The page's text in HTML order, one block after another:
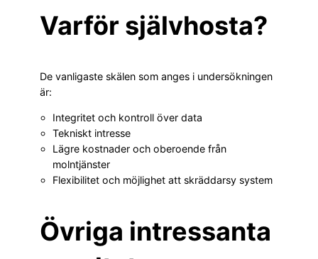
Varför självhosta?
De vanligaste skälen som anges i undersökningen
är:
Integritet och kontroll över data
Tekniskt intresse
Lägre kostnader och oberoende från
molntjänster
Flexibilitet och möjlighet att skräddarsy system
Övriga intressanta